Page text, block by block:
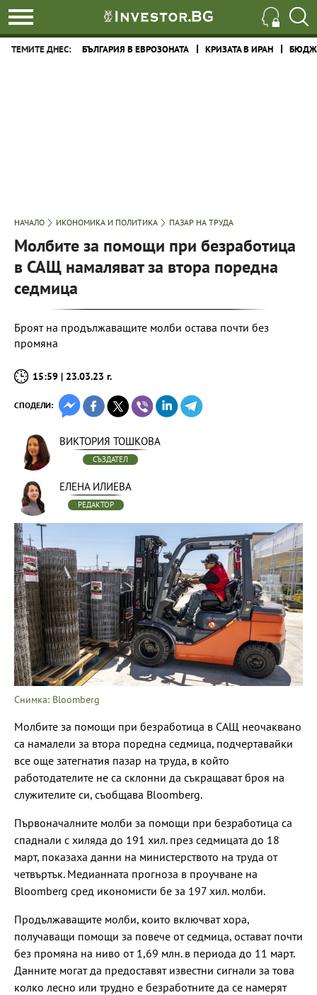
ТЕМИТЕ ДНЕС: БЪЛГАРИЯ В ЕВРОЗОНАТА КРИЗАТА В ИРАН
НАЧАЛО ИКОНОМИКА И ПОЛИТИКА ПАЗАР НА ТРУДА
Молбите за помощи при безработица
в САЩ намаляват за втора поредна
седмица
Броят на продължаващите молби остава почти без
промяна
15:59 | 23.03.23 г.
СПОДЕЛИ:
ВИКТОРИЯ ТОШКОВА
СЪЗДАТЕЛ
ЕЛЕНА ИЛИЕВА
РЕДАКТОР
Снимка: Bloomberg
Молбите за помощи при безработица в САЩ неочаквано
са намалели за втора поредна седмица, подчертавайки
все още затегнатия пазар на труда, в който
работодателите не са склонни да съкращават броя на
служителите си, съобщава Bloomberg.
Първоначалните молби за помощи при безработица са
спаднали с хиляда до 191 хил. през седмицата до 18
март, показаха данни на министерството на труда от
четвъртък. Медианната прогноза в проучване на
Bloomberg сред икономисти бе за 197 хил. молби.
Продължаващите молби, които включват хора,
получаващи помощи за повече от седмица, остават почти
без промяна на ниво от 1,69 млн. в периода до 11 март.
Данните могат да предоставят известни сигнали за това
колко лесно или трудно е безработните да се намерят